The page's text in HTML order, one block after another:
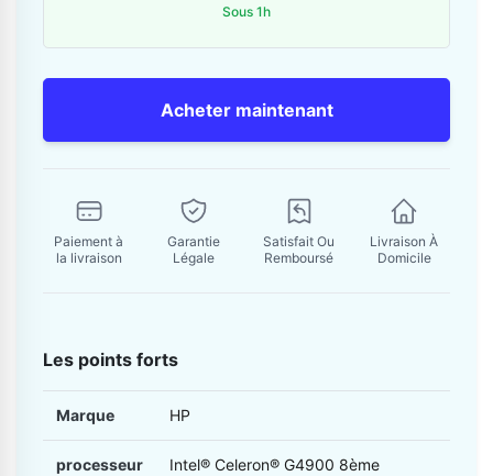
Sous 1h
Acheter maintenant
Paiement à
la livraison
Garantie
Légale
Satisfait Ou
Remboursé
Livraison À
Domicile
Les points forts
Marque HP
processeur
Intel® Celeron® G4900 8ème